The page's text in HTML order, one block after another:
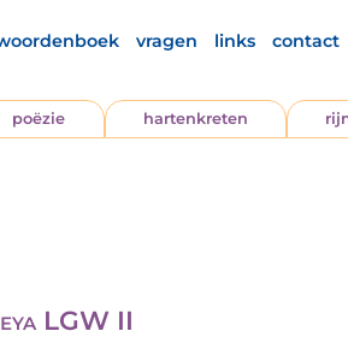
vragen links contact
poëzie hartenkreten
LGW II